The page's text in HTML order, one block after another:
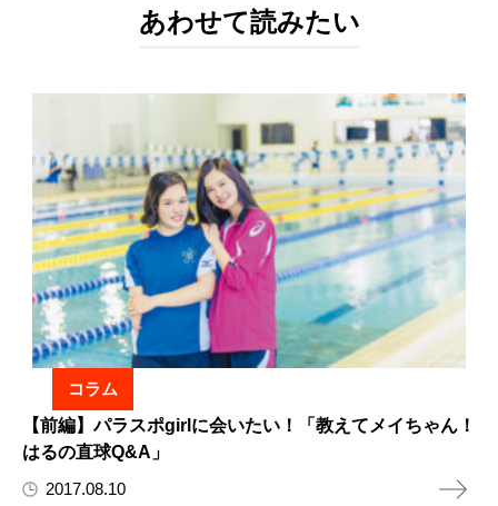
あわせて読みたい
コラム
【前編】パラスポgirlに会いたい！「教えてメイちゃん！
はるの直球Q&A」
2017.08.10